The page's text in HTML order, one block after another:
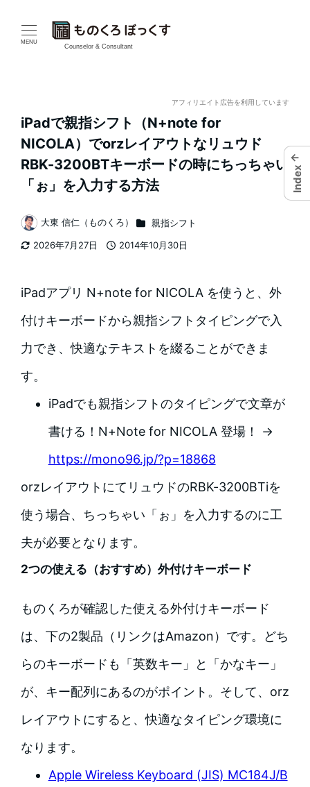
MENU
Counselor & Consultant
アフィリエイト広告を利用しています
iPadで親指シフト（N+note for
NICOLA）でorzレイアウトなリュウド
RBK-3200BTキーボードの時にちっちゃい
「ぉ」を入力する方法
2026年7月27日
2014年10月30日
著
者
大東 信仁（ものくろ） カテゴリー
親指シフト
iPadアプリ N+note for NICOLA を使うと、外
付けキーボードから親指シフトタイピングで入
力でき、快適なテキストを綴ることができま
す。
iPadでも親指シフトのタイピングで文章が
書ける！N+Note for NICOLA 登場！ →
https://mono96.jp/?p=18868
orzレイアウトにてリュウドのRBK-3200BTiを
使う場合、ちっちゃい「ぉ」を入力するのに工
夫が必要となります。
2つの使える（おすすめ）外付けキーボード
ものくろが確認した使える外付けキーボード
は、下の2製品（リンクはAmazon）です。どち
らのキーボードも「英数キー」と「かなキー」
が、キー配列にあるのがポイント。そして、orz
レイアウトにすると、快適なタイピング環境に
なります。
Apple Wireless Keyboard (JIS) MC184J/B
←
Index